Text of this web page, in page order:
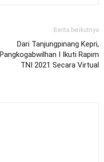
Berita berikutnya
Dari Tanjungpinang Kepri,
Pangkogabwilhan I Ikuti Rapim
TNI 2021 Secara Virtual